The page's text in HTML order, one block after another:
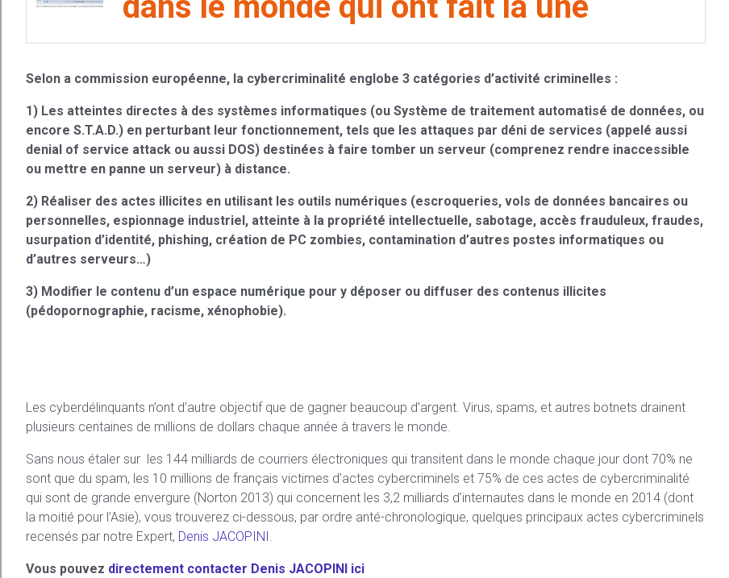
Selon a commission européenne, la cybercriminalité englobe 3 catégories d’activité criminelles :
1) Les atteintes directes à des systèmes informatiques (ou Système de traitement automatisé de données, ou
encore S.T.A.D.) en perturbant leur fonctionnement, tels que les attaques par déni de services (appelé aussi
denial of service attack ou aussi DOS) destinées à faire tomber un serveur (comprenez rendre inaccessible
ou mettre en panne un serveur) à distance.
2) Réaliser des actes illicites en utilisant les outils numériques (escroqueries, vols de données bancaires ou
personnelles, espionnage industriel, atteinte à la propriété intellectuelle, sabotage, accès frauduleux, fraudes,
usurpation d’identité, phishing, création de PC zombies, contamination d’autres postes informatiques ou
d’autres serveurs…)
3) Modifier le contenu d’un espace numérique pour y déposer ou diffuser des contenus illicites
(pédopornographie, racisme, xénophobie).
Les cyberdélinquants n’ont d’autre objectif que de gagner beaucoup d’argent. Virus, spams, et autres botnets drainent
plusieurs centaines de millions de dollars chaque année à travers le monde.
Sans nous étaler sur les 144 milliards de courriers électroniques qui transitent dans le monde chaque jour dont 70% ne
sont que du spam, les 10 millions de français victimes d’actes cybercriminels et 75% de ces actes de cybercriminalité
qui sont de grande envergure (Norton 2013) qui concernent les 3,2 milliards d’internautes dans le monde en 2014 (dont
la moitié pour l’Asie), vous trouverez ci-dessous, par ordre anté-chronologique, quelques principaux actes cybercriminels
recensés par notre Expert, Denis JACOPINI.
Vous pouvez directement contacter Denis JACOPINI ici